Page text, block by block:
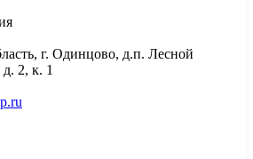
г. Одинцово, д.п. Лесной
2, к. 1